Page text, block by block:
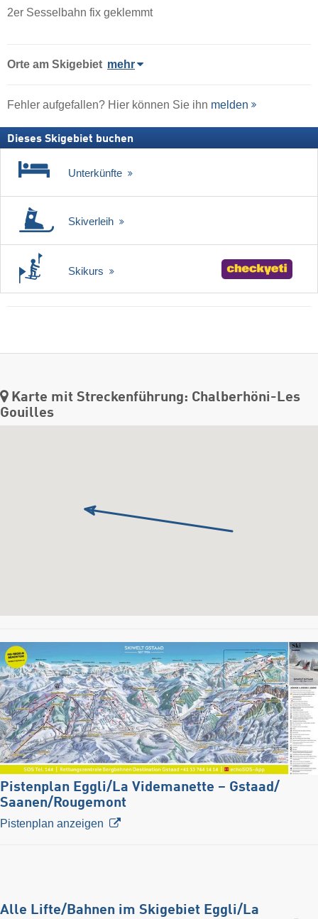
2er Sesselbahn fix geklemmt
Orte am Skigebiet mehr
Fehler aufgefallen? Hier können Sie ihn melden
Dieses Skigebiet buchen
Unterkünfte
Skiverleih
Skikurs
Karte mit Streckenführung: Chalberhöni-Les
Gouilles
Pistenplan Eggli/​La Videmanette – Gstaad/​
Saanen/​Rougemont
Pistenplan anzeigen
Alle Lifte/Bahnen im Skigebiet Eggli/​La